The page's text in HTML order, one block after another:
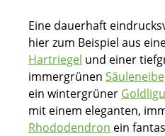
Eine dauerhaft
hier zum Beispiel aus
Hartriegel und einer
immergrünen Säuleneibe
ein wintergrüner
mit einem eleganten,
Rhododendron ein